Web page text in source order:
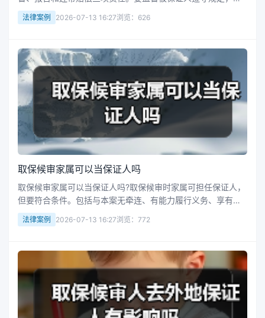
现其违规要及时报告，否则可能被罚款或担刑责。若被保证人
有新犯罪等，保证人或担连带赔偿责任。接下来华律网小编整
法律案例 2026-07-13 16:27浏览：626
取保候审家属可以当保证人吗
取保候审家属可以当保证人吗?取保候审时家属可担任保证人，
但要符合条件。包括与本案无牵连、有能力履行义务、享有政
治权利且人身自由未受限、有固定住处和收入。成为保证人后
要监督被保证人，未履职会被罚款，犯罪的依法追责。接下来
法律案例 2026-07-13 16:27浏览：772